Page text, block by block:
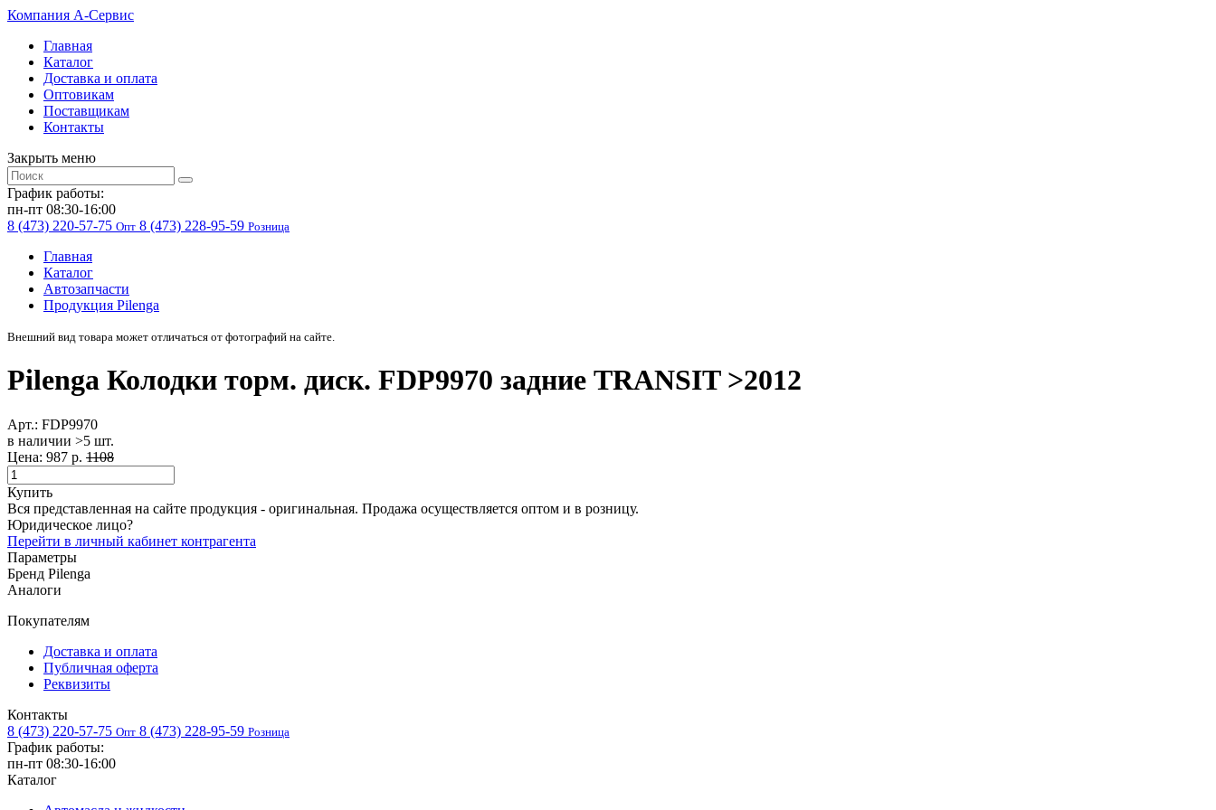
Компания A-Cервис
Главная
Каталог
Доставка и оплата
Оптовикам
Поставщикам
Контакты
Закрыть меню
График работы:
пн-пт 08:30-16:00
8 (473) 220-57-75 Опт 8 (473) 228-95-59 Розница
Главная
Каталог
Автозапчасти
Продукция Pilenga
Внешний вид товара может отличаться от фотографий на сайте.
Pilenga Колодки торм. диск. FDP9970 задние TRANSIT >2012
Арт.: FDP9970
в наличии >5 шт. ​
Цена: 987 р. 1108
Купить
Вся представленная на сайте продукция - оригинальная. Продажа осуществляется оптом и в розницу.
Юридическое лицо?
Перейти в личный кабинет контрагента
Параметры
Бренд Pilenga
Аналоги
Покупателям
Доставка и оплата
Публичная оферта
Реквизиты
Контакты
8 (473) 220-57-75 Опт 8 (473) 228-95-59 Розница
График работы:
пн-пт 08:30-16:00
Каталог